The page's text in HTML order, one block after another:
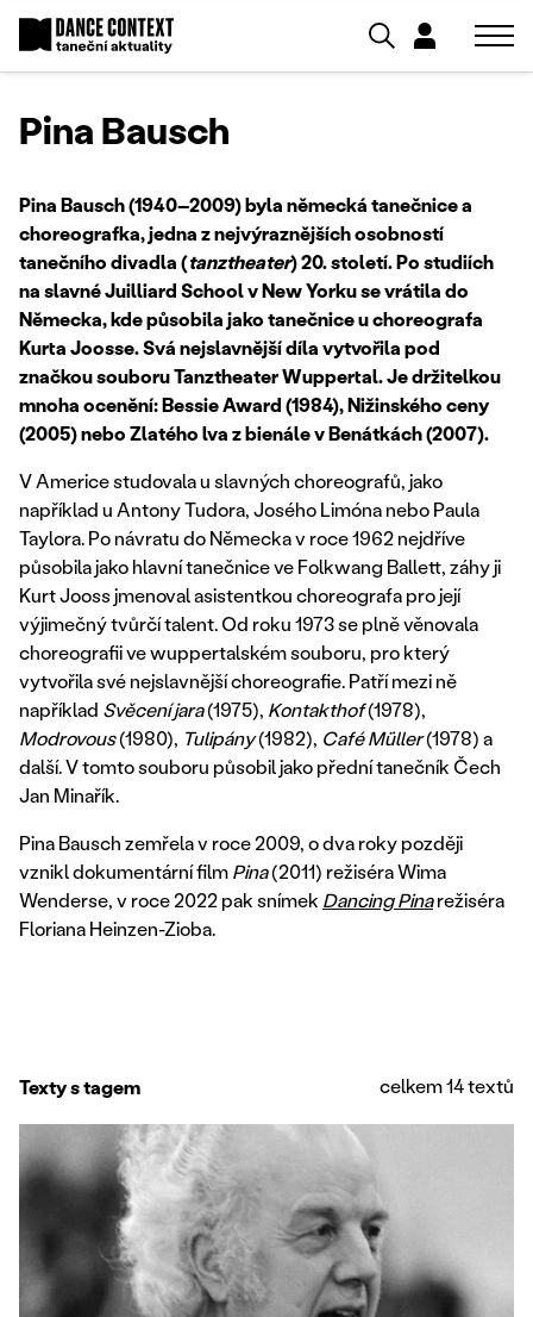
Pina Bausch
Pina Bausch (1940–2009) byla německá tanečnice a
choreografka, jedna z nejvýraznějších osobností
tanečního divadla (tanztheater) 20. století. Po studiích
na slavné Juilliard School v New Yorku se vrátila do
Německa, kde působila jako tanečnice u choreografa
Kurta Joosse. Svá nejslavnější díla vytvořila pod
značkou souboru Tanztheater Wuppertal. Je držitelkou
mnoha ocenění: Bessie Award (1984), Nižinského ceny
(2005) nebo Zlatého lva z bienále v Benátkách (2007).
V Americe studovala u slavných choreografů, jako
například u Antony Tudora, Josého Limóna nebo Paula
Taylora. Po návratu do Německa v roce 1962 nejdříve
působila jako hlavní tanečnice ve Folkwang Ballett, záhy ji
Kurt Jooss jmenoval asistentkou choreografa pro její
výjimečný tvůrčí talent. Od roku 1973 se plně věnovala
choreografii ve wuppertalském souboru, pro který
vytvořila své nejslavnější choreografie. Patří mezi ně
například Svěcení jara(1975), Kontakthof(1978),
Modrovous(1980), Tulipány(1982), Café Müller(1978) a
další. V tomto souboru působil jako přední tanečník Čech
Jan Minařík.
Pina Bausch zemřela v roce 2009, o dva roky později
vznikl dokumentární filmPina(2011) režiséra Wima
Wenderse, v roce 2022 pak snímek Dancing Pinarežiséra
Floriana Heinzen-Zioba.
Texty s tagem celkem 14 textů